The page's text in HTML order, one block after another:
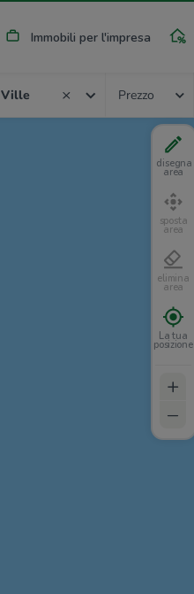
Immobili per l'impresa
Ville Prezzo
disegna
area
sposta
area
elimina
area
La tua
posizione
+
–